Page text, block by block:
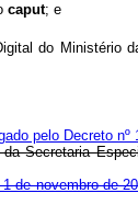
caput; e
do Ministério
pelo Decreto nº
Secretaria
de novembro de